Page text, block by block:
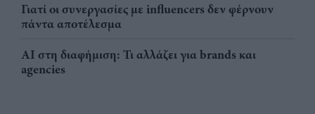
Γιατί οι συνεργασίες με influencers δεν φέρνουν
πάντα αποτέλεσμα
AI στη διαφήμιση: Τι αλλάζει για brands και
agencies